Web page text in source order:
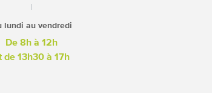
lundi au vendredi
De 8h à 12h
de 13h30 à 17h